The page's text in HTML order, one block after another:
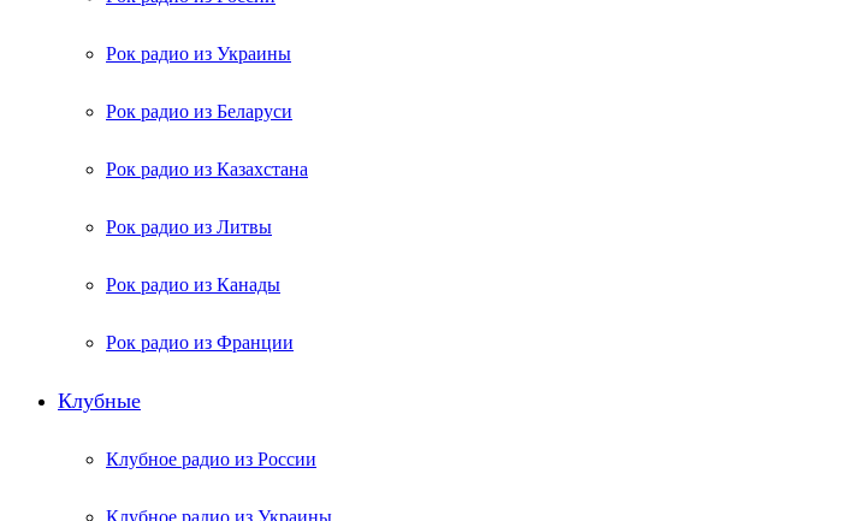
Рок радио из Украины
Рок радио из Беларуси
Рок радио из Казахстана
Рок радио из Литвы
Рок радио из Канады
Рок радио из Франции
Клубные
Клубное радио из России
Клубное радио из Украины